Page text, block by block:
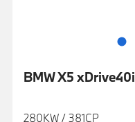
BMW X5 xDrive40i
280KW / 381CP